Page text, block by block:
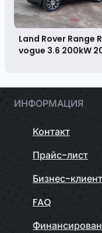
Land Rover Range
vogue 3.6 200kW
ИНФОРМАЦИЯ
Контакт
Прайс-лист
Бизнес-
FAQ